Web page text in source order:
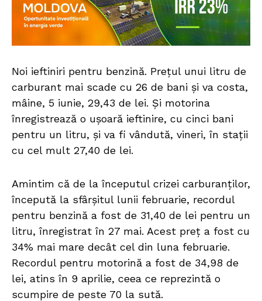
Noi ieftiniri pentru benzină. Prețul unui litru de
carburant mai scade cu 26 de bani și va costa,
mâine, 5 iunie, 29,43 de lei. Și motorina
înregistrează o ușoară ieftinire, cu cinci bani
pentru un litru, și va fi vândută, vineri, în stații
cu cel mult 27,40 de lei.
Amintim că de la începutul crizei carburanților,
începută la sfârșitul lunii februarie, recordul
pentru benzină a fost de 31,40 de lei pentru un
litru, înregistrat în 27 mai. Acest preț a fost cu
34% mai mare decât cel din luna februarie.
Recordul pentru motorină a fost de 34,98 de
lei, atins în 9 aprilie, ceea ce reprezintă o
scumpire de peste 70 la sută.